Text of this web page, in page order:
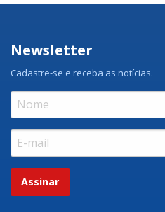
Newsletter
Cadastre-se e receba as notícias.
Assinar